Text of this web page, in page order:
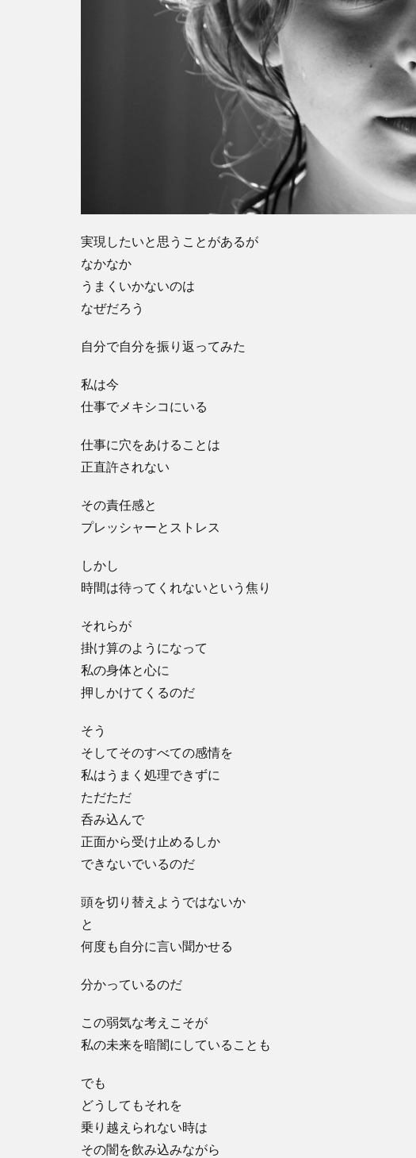
実現したいと思うことがあるが
なかなか
うまくいかないのは
なぜだろう
自分で自分を振り返ってみた
私は今
仕事でメキシコにいる
仕事に穴をあけることは
正直許されない
その責任感と
プレッシャーとストレス
しかし
時間は待ってくれないという焦り
それらが
掛け算のようになって
私の身体と心に
押しかけてくるのだ
そう
そしてそのすべての感情を
私はうまく処理できずに
ただただ
呑み込んで
正面から受け止めるしか
できないでいるのだ
頭を切り替えようではないか
と
何度も自分に言い聞かせる
分かっているのだ
この弱気な考えこそが
私の未来を暗闇にしていることも
でも
どうしてもそれを
乗り越えられない時は
その闇を飲み込みながら